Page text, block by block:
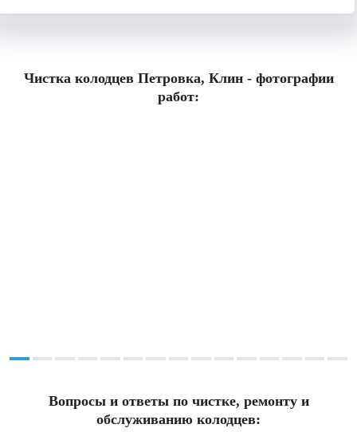
Чистка колодцев Петровка, Клин - фотографии
работ:
Вопросы и ответы по чистке, ремонту и
обслуживанию колодцев: